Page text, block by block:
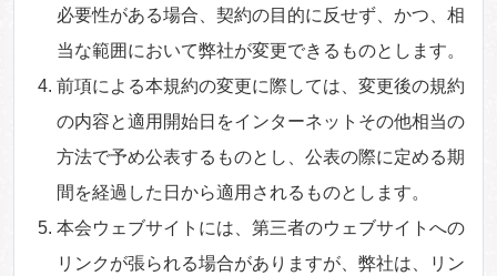
必要性がある場合、契約の目的に反せず、かつ、相
当な範囲において弊社が変更できるものとします。
前項による本規約の変更に際しては、変更後の規約
の内容と適用開始日をインターネットその他相当の
方法で予め公表するものとし、公表の際に定める期
間を経過した日から適用されるものとします。
本会ウェブサイトには、第三者のウェブサイトへの
リンクが張られる場合がありますが、弊社は、リン